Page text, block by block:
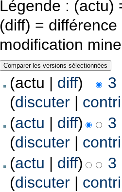
Légende : (actu)
(diff) =
modification
(actu | diff)
3
(discuter|
(actu | diff)
3
(discuter|
(actu | diff)
3
(discuter|